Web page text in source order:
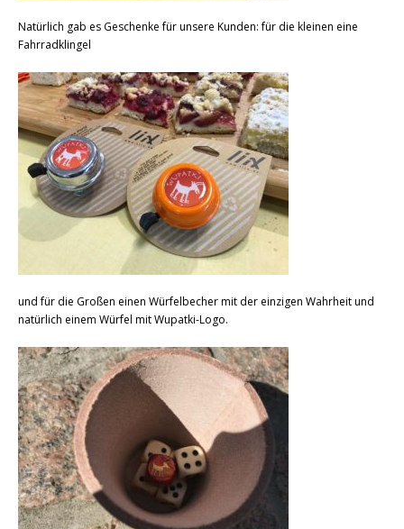
Natürlich gab es Geschenke für unsere Kunden: für die kleinen eine
Fahrradklingel
und für die Großen einen Würfelbecher mit der einzigen Wahrheit und
natürlich einem Würfel mit Wupatki-Logo.